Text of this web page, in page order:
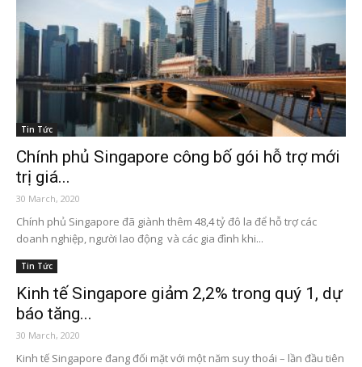
Tin Tức
Chính phủ Singapore công bố gói hỗ trợ mới
trị giá...
30 March, 2020
Chính phủ Singapore đã giành thêm 48,4 tỷ đô la để hỗ trợ các
doanh nghiệp, người lao động và các gia đình khi...
Tin Tức
Kinh tế Singapore giảm 2,2% trong quý 1, dự
báo tăng...
30 March, 2020
Kinh tế Singapore đang đối mặt với một năm suy thoái – lần đầu tiên